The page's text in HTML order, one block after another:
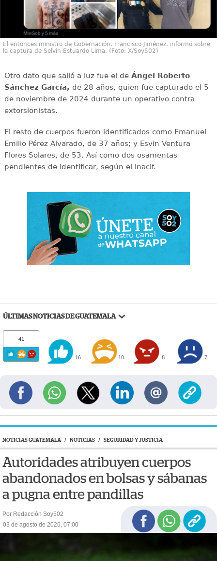
El entonces ministro de Gobernación, Francisco Jiménez, informó sobre
la captura de Selvin Estuardo Lima. (Foto: X/Soy502)
Otro dato que salió a luz fue el de Ángel Roberto
Sánchez García, de 28 años, quien fue capturado el 5
de noviembre de 2024 durante un operativo contra
extorsionistas.
El resto de cuerpos fueron identificados como Emanuel
Emilio Pérez Alvarado, de 37 años; y Esvin Ventura
Flores Solares, de 53. Así como dos osamentas
pendientes de identificar, según el Inacif.
ÚLTIMAS NOTICIAS DE GUATEMALA
41
16 10 8 7
NOTICIAS GUATEMALA / NOTICIAS / SEGURIDAD Y JUSTICIA
Autoridades atribuyen cuerpos
abandonados en bolsas y sábanas
a pugna entre pandillas
Por Redacción Soy502
03 de agosto de 2026, 07:00